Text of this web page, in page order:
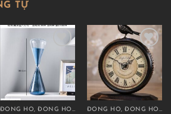
TỰ
ĐỒNG HỒ, ĐỒNG HỒ CÁT DECOR ĐỒNG HỒ, ĐỒNG HỒ CÁT DECOR